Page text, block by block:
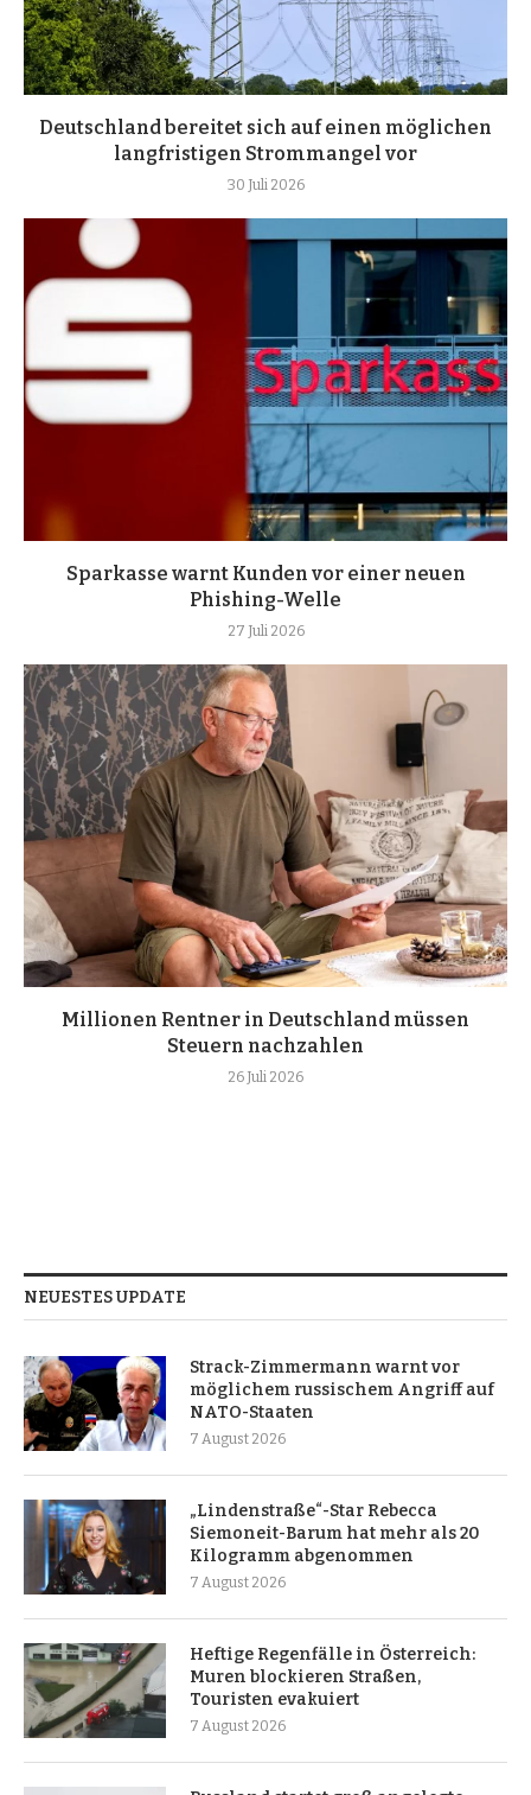
Deutschland bereitet sich auf einen möglichen
langfristigen Strommangel vor
30 Juli 2026
Sparkasse warnt Kunden vor einer neuen
Phishing-Welle
27 Juli 2026
Millionen Rentner in Deutschland müssen
Steuern nachzahlen
26 Juli 2026
NEUESTES UPDATE
Strack-Zimmermann warnt vor
möglichem russischem Angriff auf
NATO-Staaten
7 August 2026
„Lindenstraße“-Star Rebecca
Siemoneit-Barum hat mehr als 20
Kilogramm abgenommen
7 August 2026
Heftige Regenfälle in Österreich:
Muren blockieren Straßen,
Touristen evakuiert
7 August 2026